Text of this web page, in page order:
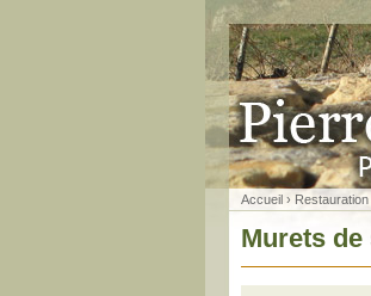
Accueil › Restauration
Murets